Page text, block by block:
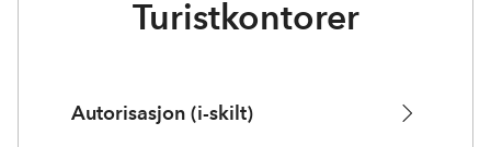
Turistkontorer
Autorisasjon (i-skilt)